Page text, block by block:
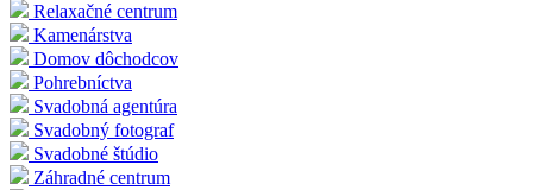
Relaxačné centrum
Kamenárstva
Domov dôchodcov
Pohrebníctva
Svadobná agentúra
Svadobný fotograf
Svadobné štúdio
Záhradné centrum